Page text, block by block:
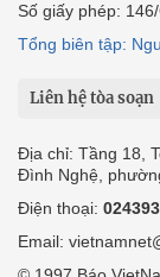
Số giấy phép:
Tổng biên tập:
Liên hệ tòa soạn
Địa chỉ: Tầng 18,
Đình Nghệ,
Điện thoại:
Email: